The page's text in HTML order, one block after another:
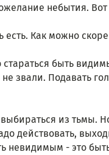
небытия.
есть. Как можно
быть
звали. Подавать
выбираться из тьмы.
действовать,
невидимым - это